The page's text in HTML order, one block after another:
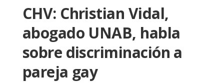
CHV: Christian Vidal,
abogado UNAB, habla
sobre discriminación a
pareja gay